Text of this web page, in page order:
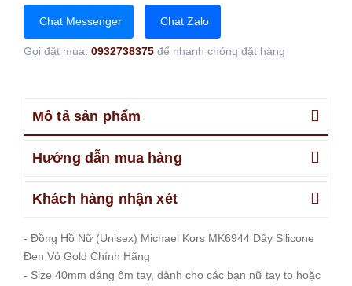
Chat Messenger Chat Zalo
Gọi đặt mua: 0932738375 để nhanh chóng đặt hàng
Mô tả sản phẩm
Hướng dẫn mua hàng
Khách hàng nhận xét
- Đồng Hồ Nữ (Unisex) Michael Kors MK6944 Dây Silicone
Đen Vỏ Gold Chính Hãng
- Size 40mm dáng ôm tay, dành cho các bạn nữ tay to hoặc